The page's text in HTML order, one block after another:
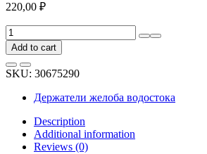
220,00 ₽
Держатель
желоба
NIKA
круглый,
короткий,
RAL
(вишневый)
В0000019173
quantity
Add to cart
SKU: 30675290
Держатели желоба водостока
Description
Additional information
Reviews (0)